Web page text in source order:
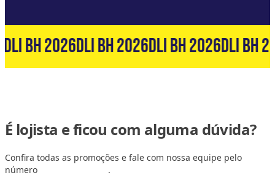
DLI BH 2026DLI BH 2026DLI BH 2026DLI BH
É lojista e ficou com alguma dúvida?
Confira todas as promoções e fale com nossa equipe pelo
número
.